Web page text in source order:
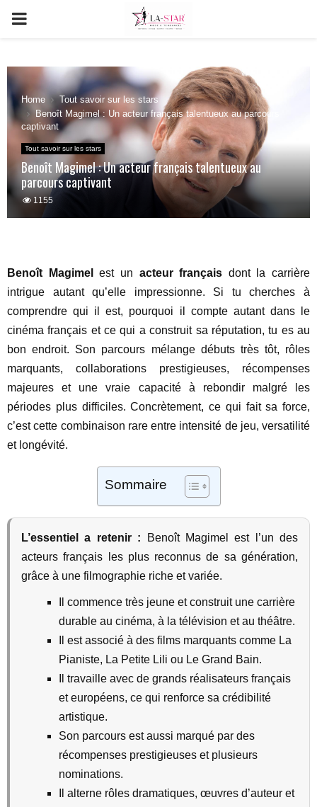
PRIMARY
Home
Tout savoir sur les stars
Benoît Magimel : Un acteur français talentueux au parcours
captivant
Tout savoir sur les stars
Benoît Magimel : Un acteur français talentueux au
parcours captivant
1155
Benoît Magimel est un acteur français dont la carrière
intrigue autant qu’elle impressionne. Si tu cherches à
comprendre qui il est, pourquoi il compte autant dans le
cinéma français et ce qui a construit sa réputation, tu es au
bon endroit. Son parcours mélange débuts très tôt, rôles
marquants, collaborations prestigieuses, récompenses
majeures et une vraie capacité à rebondir malgré les
périodes plus difficiles. Concrètement, ce qui fait sa force,
c’est cette combinaison rare entre intensité de jeu, versatilité
et longévité.
Sommaire
L’essentiel a retenir : Benoît Magimel est l’un des
acteurs français les plus reconnus de sa génération,
grâce à une filmographie riche et variée.
Il commence très jeune et construit une carrière
durable au cinéma, à la télévision et au théâtre.
Il est associé à des films marquants comme La
Pianiste, La Petite Lili ou Le Grand Bain.
Il travaille avec de grands réalisateurs français
et européens, ce qui renforce sa crédibilité
artistique.
Son parcours est aussi marqué par des
récompenses prestigieuses et plusieurs
nominations.
Il alterne rôles dramatiques, œuvres d’auteur et